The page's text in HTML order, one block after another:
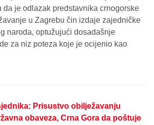
da je odlazak predstavnika crnogorske
u Zagrebu čin izdaje zajedničke
naroda, optužujući dosadašnje
za niz poteza koje je ocijenio kao
Prisustvo obilježavanju
obaveza, Crna Gora da poštuje